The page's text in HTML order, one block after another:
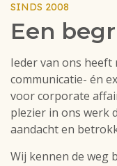
SINDS 2008
Een
Ieder van ons
communicatie- én
voor corporate
plezier in ons werk
aandacht en
Wij kennen de weg